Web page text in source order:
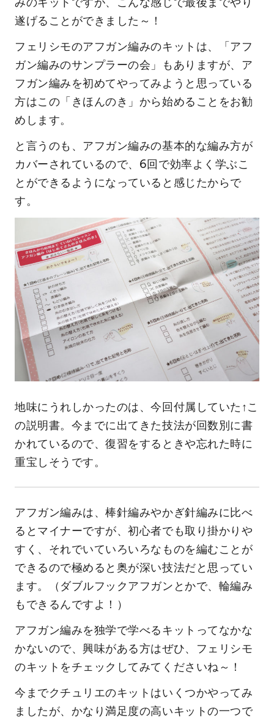
遂げることができました～！
フェリシモのアフガン編みのキットは、「アフ
ガン編みのサンプラーの会」もありますが、ア
フガン編みを初めてやってみようと思っている
方はこの「きほんのき」から始めることをお勧
めします。
と言うのも、アフガン編みの基本的な編み方が
カバーされているので、6回で効率よく学ぶこ
とができるようになっていると感じたからで
す。
地味にうれしかったのは、今回付属していた↑こ
の説明書。今までに出てきた技法が回数別に書
かれているので、復習をするときや忘れた時に
重宝しそうです。
アフガン編みは、棒針編みやかぎ針編みに比べ
るとマイナーですが、初心者でも取り掛かりや
すく、それでいていろいろなものを編むことが
できるので極めると奥が深い技法だと思ってい
ます。（ダブルフックアフガンとかで、輪編み
もできるんですよ！）
アフガン編みを独学で学べるキットってなかな
かないので、興味がある方はぜひ、フェリシモ
のキットをチェックしてみてくださいね～！
今までクチュリエのキットはいくつかやってみ
ましたが、かなり満足度の高いキットの一つで